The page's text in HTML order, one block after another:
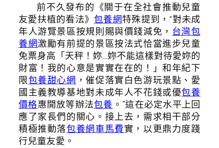
前不久發布的《關于在全社會推動兒童
友愛扶植的看法》包養網特殊提到，“對未成
年人游覽景區按規則賜與價錢減免， 台灣包
養網激勵有前提的景區按法式恰當進步兒童
免票身高「天秤！妳…妳不能這樣對待愛妳的
財富！我的心意是實實在在的！」和年紀下
限包養甜心網 ，催促落實白色游玩景點、愛
國主義教導基地對未成年人不花錢或優包養
價格惠開放等辦法包養 。”這在必定水平上回
應了家長們的關心。接上去，需求相干部分
積極推動落包養網車馬費實，以更鼎力度踐
行兒童友愛。